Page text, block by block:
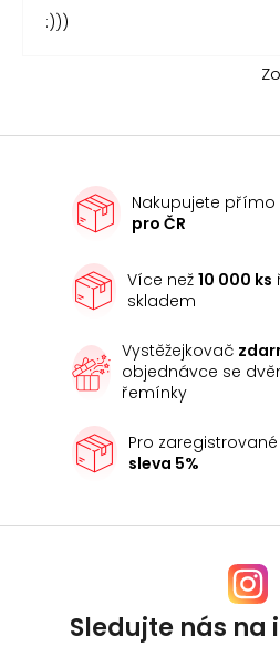
:)))
Nakupujete přímo
pro ČR
Více než10 000 ks
skladem
Vystěžejkovač
objednávce se
řemínky
Pro
sleva 5%
Sledujte nás